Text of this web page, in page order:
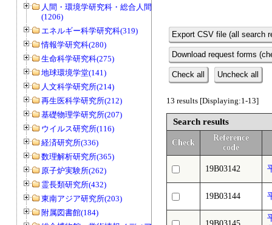
人間・環境学研究科・総合人間学部
(1206)
エネルギー科学研究科(319)
情報学研究科(280)
生命科学研究科(275)
地球環境学堂(141)
人文科学研究所(214)
再生医科学研究所(212)
基礎物理学研究所(207)
ウイルス研究所(116)
経済研究所(336)
数理解析研究所(365)
原子炉実験所(262)
霊長類研究所(432)
東南アジア研究所(203)
附属図書館(184)
Export CSV file (all search
Download request forms
Check all Uncheck all
13 results [Displaying:1-13]
Search results
Check
Reference
code
19B03142
19B03144